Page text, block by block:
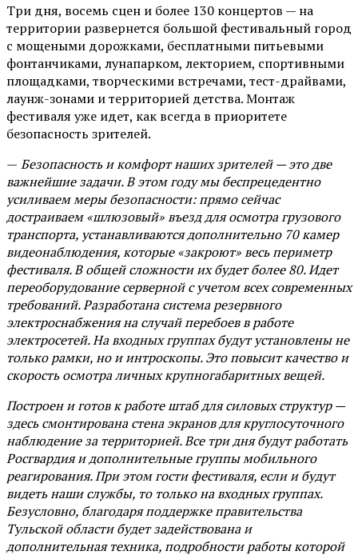
Три дня, восемь сцен и более 130 концертов — на
территории развернется большой фестивальный город
с мощеными дорожками, бесплатными питьевыми
фонтанчиками, лунапарком, лекторием, спортивными
площадками, творческими встречами, тест-драйвами,
лаунж-зонами и территорией детства. Монтаж
фестиваля уже идет, как всегда в приоритете
безопасность зрителей.
— Безопасность и комфорт наших зрителей — это две
важнейшие задачи. В этом году мы беспрецедентно
усиливаем меры безопасности: прямо сейчас
достраиваем «шлюзовый» въезд для осмотра грузового
транспорта, устанавливаются дополнительно 70 камер
видеонаблюдения, которые «закроют» весь периметр
фестиваля. В общей сложности их будет более 80. Идет
переоборудование серверной с учетом всех современных
требований. Разработана система резервного
электроснабжения на случай перебоев в работе
электросетей. На входных группах будут установлены не
только рамки, но и интроскопы. Это повысит качество и
скорость осмотра личных крупногабаритных вещей.
Построен и готов к работе штаб для силовых структур —
здесь смонтирована стена экранов для круглосуточного
наблюдение за территорией. Все три дня будут работать
Росгвардия и дополнительные группы мобильного
реагирования. При этом гости фестиваля, если и будут
видеть наши службы, то только на входных группах.
Безусловно, благодаря поддержке правительства
Тульской области будет задействована и
дополнительная техника, подробности работы которой